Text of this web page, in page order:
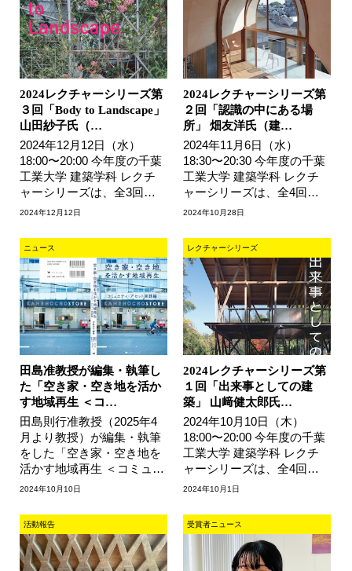
2024レクチャーシリーズ第
３回「Body to Landscape」
山田紗子氏（…
2024年12月12日（水）
18:00〜20:00 今年度の千葉
工業大学 建築学科 レクチ
ャーシリーズは、全3回の
開催を予定しています。第
氏をお招き…
2024年12月12日
2024レクチャーシリーズ第
２回「認識の中にある場
所」 畑友洋氏（建…
2024年11月6日（水）
18:30〜20:30 今年度の千葉
工業大学 建築学科 レクチ
ャーシリーズは、全4回の
開催を予定しています。第
工科大学准…
2024年10月28日
ニュース
田島准教授が編集・執筆し
た「空き家・空き地を活か
す地域再生 ＜コ…
田島則行准教授（2025年4
月より教授）が編集・執筆
をした「空き家・空き地を
活かす地域再生 ＜コミュニ
ティ・アセット実践編＞」
されまし…
2024年10月10日
レクチャーシリーズ
2024レクチャーシリーズ第
１回「出来事としての建
築」 山﨑健太郎氏…
2024年10月10日（木）
18:00〜20:00 今年度の千葉
工業大学 建築学科 レクチ
ャーシリーズは、全4回の
開催を予定しています。第
学教授の山…
2024年10月1日
活動報告 受賞者ニュース